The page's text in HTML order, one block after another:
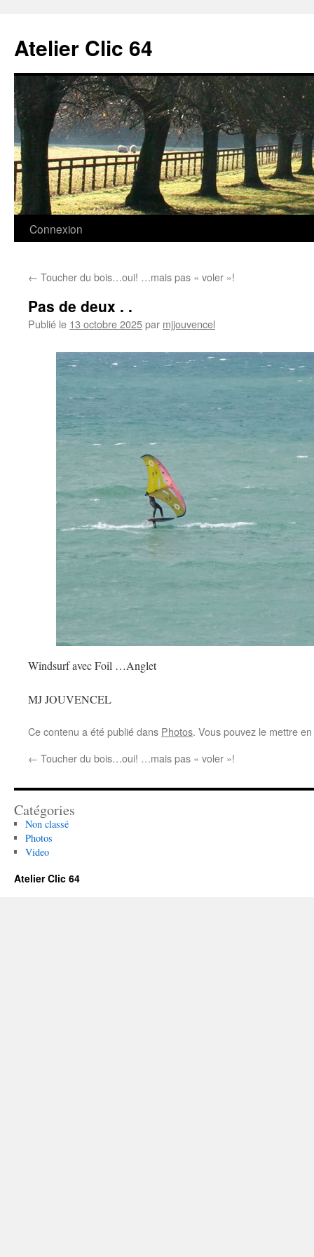
contenu
Atelier Clic 64
Connexion
← Toucher du bois…oui! …mais pas « voler »!
Pas de deux . .
Publié le 13 octobre 2025par mjjouvencel
Windsurf avec Foil …Anglet
MJ JOUVENCEL
Ce contenu a été publié dans Photos. Vous pouvez le mettre
← Toucher du bois…oui! …mais pas « voler »!
Catégories
Non classé
Photos
Video
Atelier Clic 64